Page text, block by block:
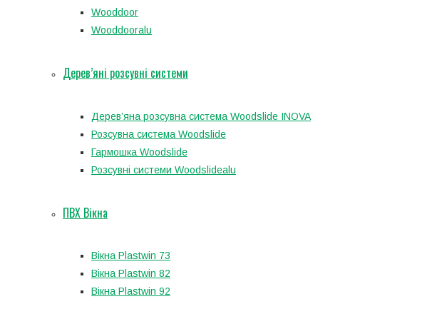
Wooddoor
Wooddooralu
Дерев’яні розсувні системи
Дерев’яна розсувна система Woodslide INOVA
Розсувна система Woodslide
Гармошка Woodslide
Розсувні системи Woodslidealu
ПВХ Вікна
Вікна Plastwin 73
Вікна Plastwin 82
Вікна Plastwin 92